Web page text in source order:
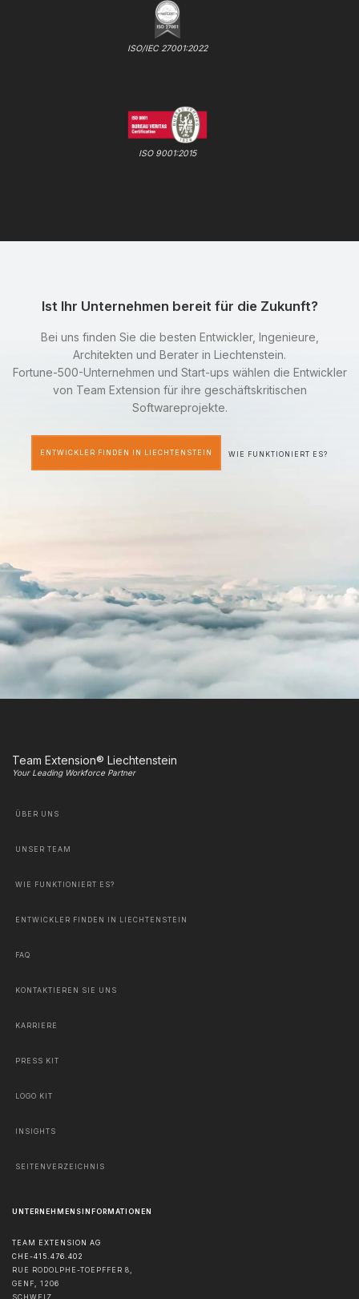
ISO/IEC 27001:2022
ISO 9001:2015
Ist Ihr Unternehmen bereit für die Zukunft?
Bei uns finden Sie die besten Entwickler, Ingenieure,
Architekten und Berater in Liechtenstein.
Fortune-500-Unternehmen und Start-ups wählen die Entwickler
von Team Extension für ihre geschäftskritischen
Softwareprojekte.
ENTWICKLER FINDEN IN LIECHTENSTEIN WIE FUNKTIONIERT ES?
Team Extension® Liechtenstein
Your Leading Workforce Partner
ÜBER UNS
UNSER TEAM
WIE FUNKTIONIERT ES?
ENTWICKLER FINDEN IN LIECHTENSTEIN
FAQ
KONTAKTIEREN SIE UNS
KARRIERE
PRESS KIT
LOGO KIT
INSIGHTS
SEITENVERZEICHNIS
UNTERNEHMENSINFORMATIONEN
TEAM EXTENSION AG
CHE-415.476.402
RUE RODOLPHE-TOEPFFER 8,
GENF, 1206